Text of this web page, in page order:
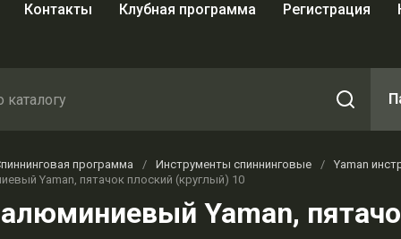
Контакты Клубная программа Регистрация
программа / Инструменты спиннинговые / Yaman
Yaman, пятачок плоский (круглый) 10
Yaman,